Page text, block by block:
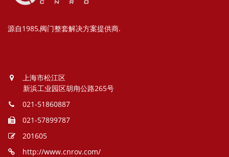
源自1985,阀门整套解决方案提供商.
上海市松江区
新浜工业园区胡甪公路265号
021-51860887
021-57899787
201605
http://www.cnrov.com/